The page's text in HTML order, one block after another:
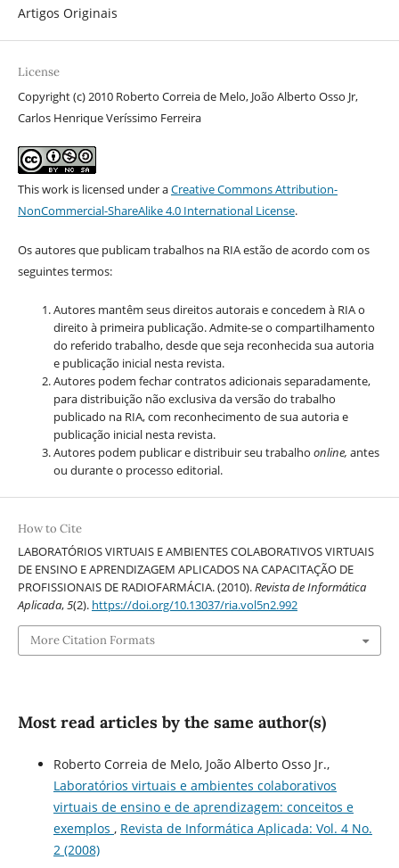
Artigos Originais
License
Copyright (c) 2010 Roberto Correia de Melo, João Alberto Osso Jr,
Carlos Henrique Veríssimo Ferreira
This work is licensed under aCreative Commons Attribution-
NonCommercial-ShareAlike 4.0 International License.
Os autores que publicam trabalhos na RIA estão de acordo com os
seguintes termos:
Autores mantêm seus direitos autorais e concedem à RIA o
direito à primeira publicação. Admite-se o compartilhamento
do referido trabalho, desde que seja reconhecida sua autoria
e publicação inicial nesta revista.
Autores podem fechar contratos adicionais separadamente,
para distribuição não exclusiva da versão do trabalho
publicado na RIA, com reconhecimento de sua autoria e
publicação inicial nesta revista.
Autores podem publicar e distribuir seu trabalho online, antes
ou durante o processo editorial.
How to Cite
LABORATÓRIOS VIRTUAIS E AMBIENTES COLABORATIVOS VIRTUAIS
DE ENSINO E APRENDIZAGEM APLICADOS NA CAPACITAÇÃO DE
PROFISSIONAIS DE RADIOFARMÁCIA. (2010).Revista de Informática
Aplicada,5(2). https://doi.org/10.13037/ria.vol5n2.992
More Citation Formats
Most read articles by the same author(s)
Roberto Correia de Melo, João Alberto Osso Jr.,
Laboratórios virtuais e ambientes colaborativos
virtuais de ensino e de aprendizagem: conceitos e
exemplos , Revista de Informática Aplicada: Vol. 4 No.
2 (2008)